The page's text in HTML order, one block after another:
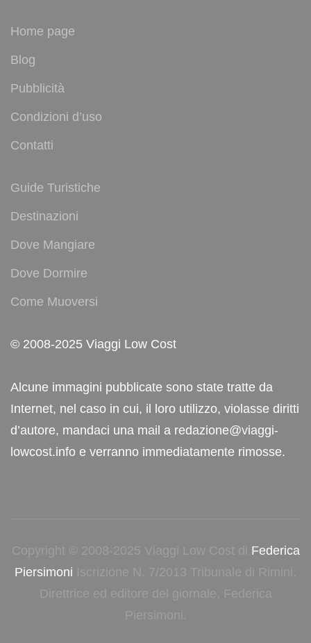
Home page
Blog
Pubblicità
Condizioni d’uso
Contatti
Guide Turistiche
Destinazioni
Dove Mangiare
Dove Dormire
Come Muoversi
© 2008-2025 Viaggi Low Cost
Alcune immagini pubblicate sono state tratte da
Internet, nel caso in cui, il loro utilizzo, violasse diritti
d’autore, mandaci una mail a redazione@viaggi-
lowcost.info e verranno immediatamente rimosse.
Copyright © 2008-2025 Viaggi Low Cost di Federica
Piersimoni Iscrizione N. 7/2013 Tribunale di Rimini.
Direttrice ed editore del giornale, Federica
Piersimoni.